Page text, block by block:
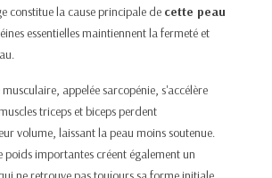
constitue la cause principale de cette peau
essentielles maintiennent la fermeté et
appelée sarcopénie, s'accélère
triceps et biceps perdent
volume, laissant la peau moins soutenue.
poids importantes créent également un